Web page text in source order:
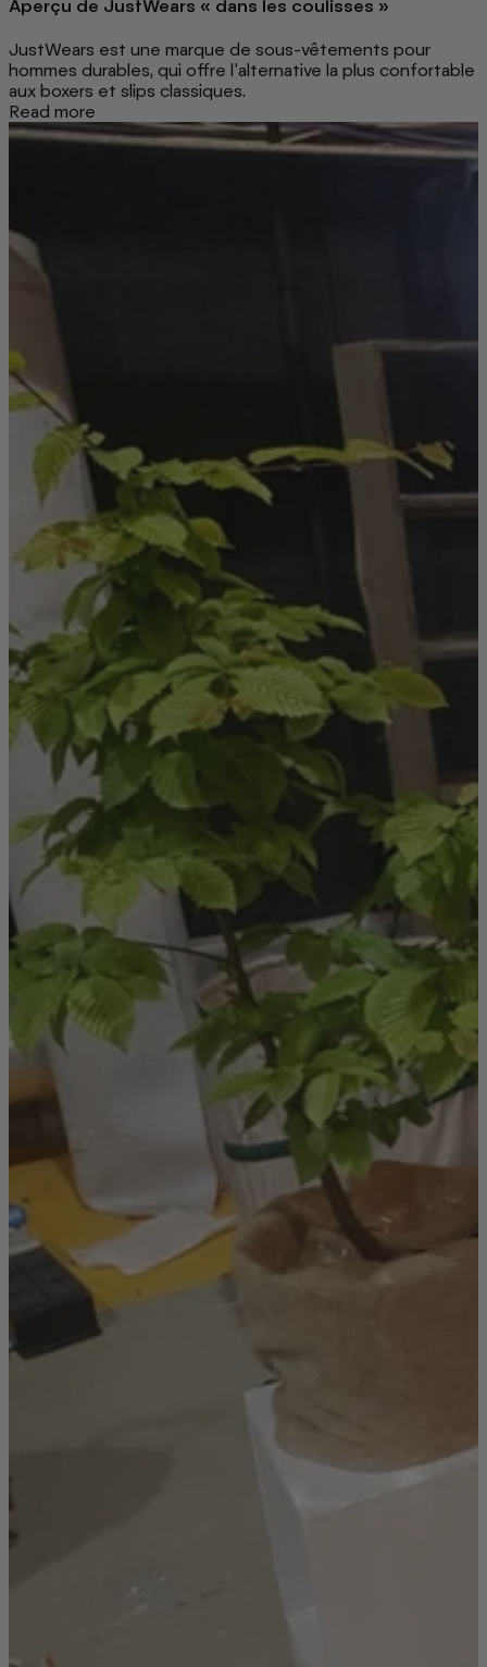
Aperçu de JustWears « dans les coulisses »
JustWears est une marque de sous-vêtements pour
hommes durables, qui offre l'alternative la plus confortable
aux boxers et slips classiques.
Read more